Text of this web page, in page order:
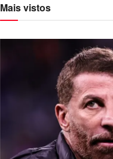
Mais vistos